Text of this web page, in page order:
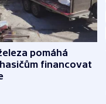
pomáhá
financovat